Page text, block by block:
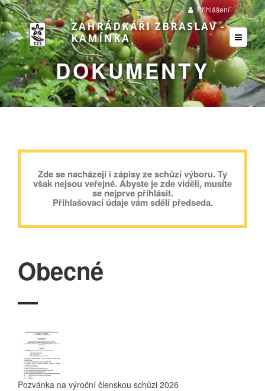
ZAHRÁDKÁŘI ZBRASLAV -
KAMÍNKA
Přihlášení
DOKUMENTY
Zde se nacházejí i zápisy ze schůzí výboru. Ty
však nejsou veřejné. Abyste je zde viděli, musíte
se nejprve přihlásit.
Přihlašovací údaje vám sdělí předseda.
Obecné
Pozvánka na výroční členskou schůzi 2026